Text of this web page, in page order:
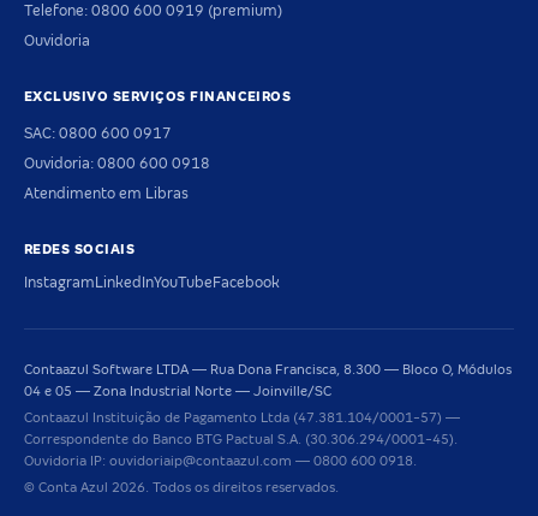
Telefone: 0800 600 0919 (premium)
Ouvidoria
EXCLUSIVO SERVIÇOS FINANCEIROS
SAC: 0800 600 0917
Ouvidoria: 0800 600 0918
Atendimento em Libras
REDES SOCIAIS
InstagramLinkedInYouTubeFacebook
Contaazul Software LTDA — Rua Dona Francisca, 8.300 — Bloco O, Módulos
04 e 05 — Zona Industrial Norte — Joinville/SC
Contaazul Instituição de Pagamento Ltda (47.381.104/0001-57) —
Correspondente do Banco BTG Pactual S.A. (30.306.294/0001-45).
Ouvidoria IP: ouvidoriaip@contaazul.com — 0800 600 0918.
© Conta Azul 2026. Todos os direitos reservados.